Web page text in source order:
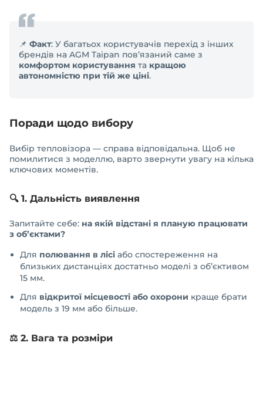
📌 Факт: У багатьох користувачів перехід з інших
брендів на AGM Taipan пов’язаний саме з
комфортом користування та кращою
автономністю при тій же ціні.
Поради щодо вибору
Вибір тепловізора — справа відповідальна. Щоб не
помилитися з моделлю, варто звернути увагу на кілька
ключових моментів.
🔍 1. Дальність виявлення
Запитайте себе: на якій відстані я планую працювати
з об’єктами?
Для полювання в лісі або спостереження на
близьких дистанціях достатньо моделі з об’єктивом
15 мм.
Для відкритої місцевості або охорони краще брати
модель з 19 мм або більше.
⚖️ 2. Вага та розміри